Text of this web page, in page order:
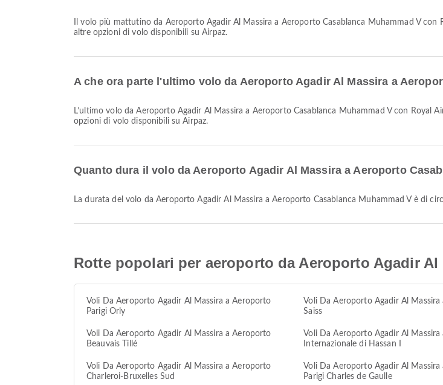
altre opzioni di volo disponibili su Airpaz.
A che ora parte l'ultimo volo da Aeroporto Agadir Al Massira a
L’ultimo volo da Aeroporto Agadir Al Massira a Aeroporto Casablanca Muhammad V con Royal Air Maroc parte alle 22:30. Puoi consultare questo orario e confrontare altre
opzioni di volo disponibili su Airpaz.
Quanto dura il volo da Aeroporto Agadir Al Massira a Aeroporto
La durata del volo da Aeroporto Agadir Al Massira a Aeroporto Casablanca Muhammad V è di
Rotte popolari per aeroporto da Aeroporto Agadir Al
Voli Da Aeroporto Agadir Al Massira a Aeroporto
Parigi Orly
Voli Da Aeroporto Agadir Al Massira
Saiss
Voli Da Aeroporto Agadir Al Massira a Aeroporto
Beauvais Tillé
Voli Da Aeroporto Agadir Al
Internazionale di Hassan I
Voli Da Aeroporto Agadir Al Massira a Aeroporto
Charleroi-Bruxelles Sud
Voli Da Aeroporto Agadir Al
Parigi Charles de Gaulle